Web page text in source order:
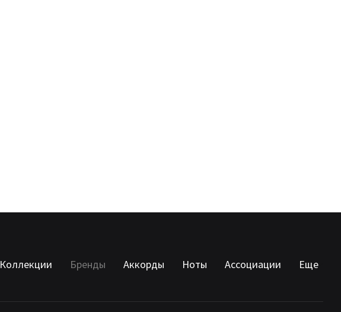
Коллекции Бренды Аккорды Ноты Ассоциации Еще